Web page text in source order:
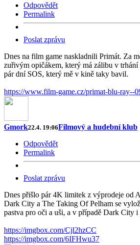
Odpovědět
Permalink
Poslat zprávu
Dnes na film game naskladnili Primát. Za
zuřivým opičákem, který má zálibu v trhání
pár dní SOS, který mě v kině taky bavil.
https://www.film-game.cz/primat-blu-ray--
Gmork22.4. 19:06Filmový a hudební klub
Odpovědět
Permalink
Poslat zprávu
Dnes přišlo pár 4K limitek z výprodeje od
Dark City a The Taking Of Pelham se
pastva pro oči a uši, a v případě Dark City i
https://imgbox.com/Cjl2hzCC
https://imgbox.com/6IFHwu37